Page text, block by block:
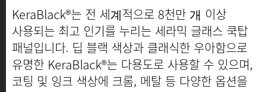
KeraSpectrum®
KeraBlack®는 전 세계적으로 8천만 개 이상
사용되는 최고 인기를 누리는 세라믹 글래스 쿡탑
패널입니다. 딥 블랙 색상과 클래식한 우아함으로
유명한 KeraBlack®는 다용도로 사용할 수 있으며,
코팅 및 잉크 색상에 크롬, 메탈 등 다양한 옵션을